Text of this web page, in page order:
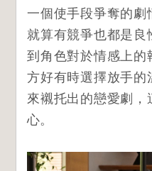
一個使手段爭奪的劇
就算有競爭也都是良
到角色對於情感上的
方好有時選擇放手的
來襯托出的戀愛劇，
心。